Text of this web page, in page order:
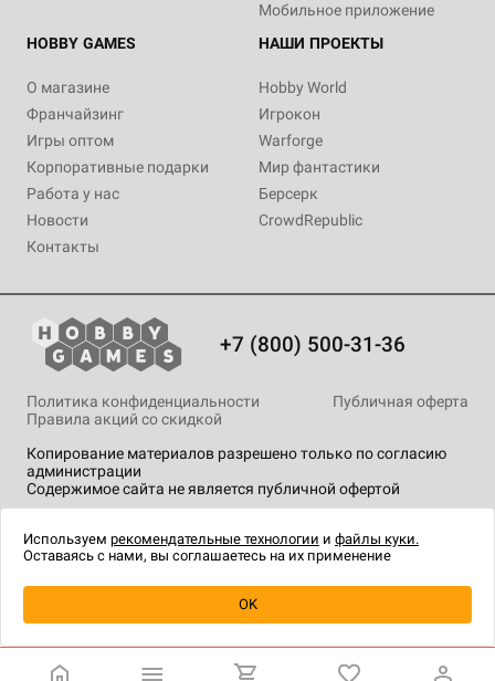
Уведомить о наличии
Мобильное приложение
HOBBY GAMES
О магазине
Франчайзинг
Игры оптом
Корпоративные подарки
Работа у нас
Новости
Контакты
НАШИ ПРОЕКТЫ
Hobby World
Игрокон
Warforge
Мир фантастики
Берсерк
CrowdRepublic
+7 (800) 500-31-36
Копирование материалов разрешено только по согласию
администрации
Содержимое сайта не является публичной офертой
Политика конфиденциальности
Публичная оферта
Правила акций со скидкой
технологии.
Используем рекомендательные технологии и файлы куки.
Оставаясь с нами, вы соглашаетесь на их применение
OK